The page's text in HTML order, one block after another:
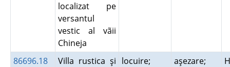
localizat pe
versantul
vestic al vãii
Chineja
86696.18
Villa rustica şi locuire;
aşezare;